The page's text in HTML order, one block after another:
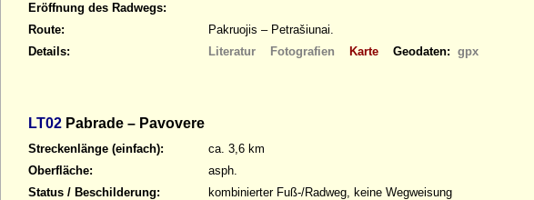
Eröffnung des Radwegs:
Route:
Pakruojis – Petrašiunai.
Details:
Literatur Fotografien Karte Geodaten: gpx
LT02 Pabrade – Pavovere
Streckenlänge (einfach):
ca. 3,6 km
Oberfläche:
asph.
Status / Beschilderung:
kombinierter Fuß-/Radweg, keine Wegweisung